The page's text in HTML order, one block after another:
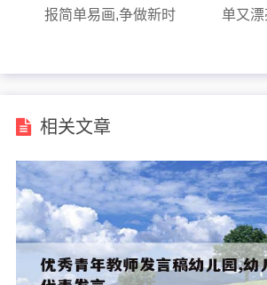
报简单易画,争做新时
单又
相关文章